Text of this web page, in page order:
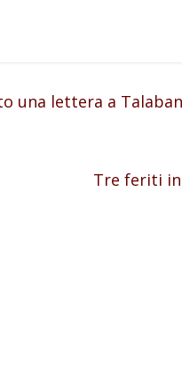
una lettera a
Tre feriti